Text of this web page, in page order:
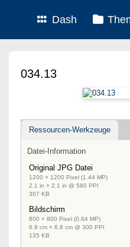
Dash
034.13
Ressourcen-Werkzeuge
Datei-Information
Original JPG Datei
1200 × 1200 Pixel (1.44 MP)
2.1 in × 2.1 in @ 580 PPI
307 KB
Bildschirm
800 × 800 Pixel (0.64 MP)
6.8 cm × 6.8 cm @ 300 PPI
135 KB